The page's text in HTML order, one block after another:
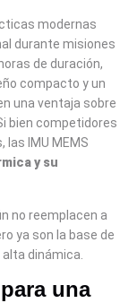
modernas
durante misiones
de duración,
compacto y un
una ventaja sobre
bien competidores
IMU MEMS
y su
no reemplacen a
ya son la base de
dinámica.
una